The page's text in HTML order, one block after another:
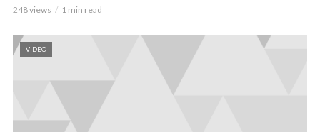
248 views 1 min read
VIDEO